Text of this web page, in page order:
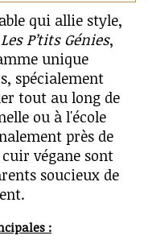
qui allie style,
Les P’tits Génies,
unique
spécialement
tout au long de
ou à l'école
près de
végane sont
soucieux de
: